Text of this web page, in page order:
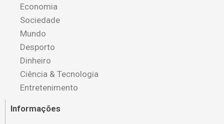
Economia
Sociedade
Mundo
Desporto
Dinheiro
Ciência & Tecnologia
Entretenimento
Informações